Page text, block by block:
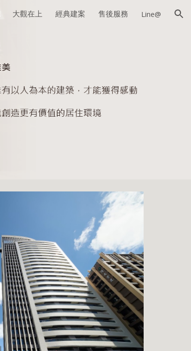
大觀在上 經典建案 售後服務 Line@